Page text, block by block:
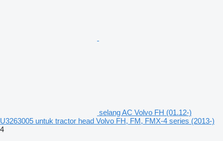
selang AC Volvo FH (01.12-)
U3263005 untuk tractor head Volvo FH, FM, FMX-4 series (2013-)
4